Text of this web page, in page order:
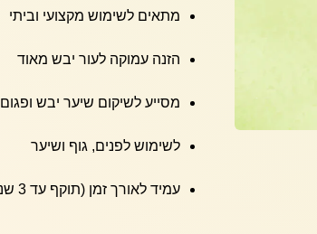
מתאים לשימוש מקצועי וביתי
הזנה עמוקה לעור יבש מאוד
מסייע לשיקום שיער יבש ופגום
לשימוש לפנים, גוף ושיער
עמיד לאורך זמן (תוקף עד 3 שנים)